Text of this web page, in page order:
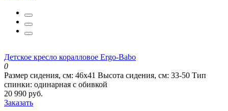
Детское кресло коралловое Ergo-Babo
0
Размер сидения, см: 46х41 Высота сидения, см: 33-50 Тип
спинки: одинарная с обивкой
20 990 руб.
Заказать